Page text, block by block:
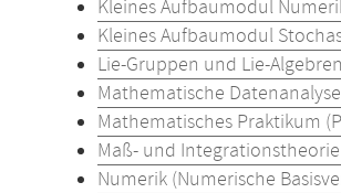
Kleines Aufbaumodul
Kleines Aufbaumodul
Lie-Gruppen und Lie-
Mathematische
Mathematisches Praktikum
Maß- und
Numerik (Numerische